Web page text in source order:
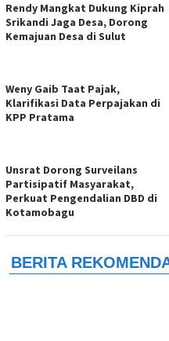
Rendy Mangkat Dukung Kiprah
Srikandi Jaga Desa, Dorong
Kemajuan Desa di Sulut
Weny Gaib Taat Pajak,
Klarifikasi Data Perpajakan di
KPP Pratama
Unsrat Dorong Surveilans
Partisipatif Masyarakat,
Perkuat Pengendalian DBD di
Kotamobagu